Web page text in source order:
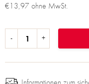
€13,97 ohne MwSt.